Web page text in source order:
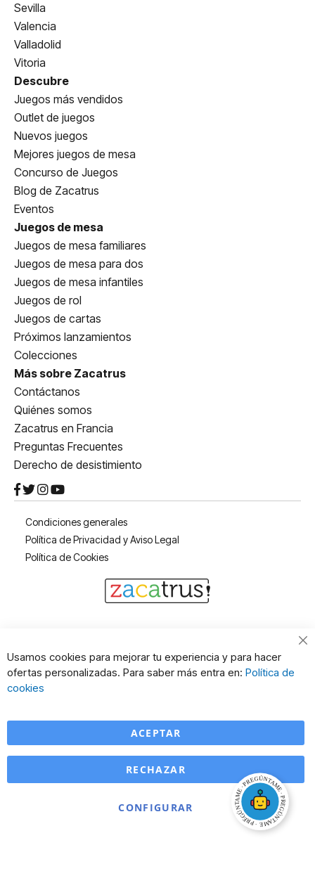
Sevilla
Valencia
Valladolid
Vitoria
Descubre
Juegos más vendidos
Outlet de juegos
Nuevos juegos
Mejores juegos de mesa
Concurso de Juegos
Blog de Zacatrus
Eventos
Juegos de mesa
Juegos de mesa familiares
Juegos de mesa para dos
Juegos de mesa infantiles
Juegos de rol
Juegos de cartas
Próximos lanzamientos
Colecciones
Más sobre Zacatrus
Contáctanos
Quiénes somos
Zacatrus en Francia
Preguntas Frecuentes
Derecho de desistimiento
Condiciones generales
Política de Privacidad y Aviso Legal
Política de Cookies
Usamos cookies para mejorar tu experiencia y para hacer
ofertas personalizadas. Para saber más entra en: Política de
cookies
ACEPTAR
CONFIGURAR
RECHAZAR